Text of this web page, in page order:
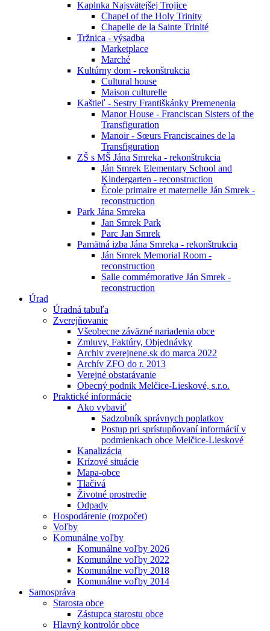
Kaplnka Najsvätejšej Trojice
Chapel of the Holy Trinity
Chapelle de la Sainte Trinité
Tržnica - výsadba
Marketplace
Marché
Kultúrny dom - rekonštrukcia
Cultural house
Maison culturelle
Kaštieľ - Sestry Františkánky Premenenia
Manor House - Franciscan Sisters of the
Transfiguration
Manoir - Sœurs Franciscaines de la
Transfiguration
ZŠ s MŠ Jána Smreka - rekonštrukcia
Ján Smrek Elementary School and
Kindergarten - reconstruction
École primaire et maternelle Ján Smrek -
reconstruction
Park Jána Smreka
Jan Smrek Park
Parc Jan Smrek
Pamätná izba Jána Smreka - rekonštrukcia
Ján Smrek Memorial Room -
reconstruction
Salle commémorative Ján Smrek -
reconstruction
Úrad
Úradná tabuľa
Zverejňovanie
Všeobecne záväzné nariadenia obce
Zmluvy, Faktúry, Objednávky
Archiv zverejnene.sk do marca 2022
Archív ZFO do r. 2013
Verejné obstarávanie
Obecný podnik Melčice-Lieskové, s.r.o.
Praktické informácie
Ako vybaviť
Sadzobník správnych poplatkov
Postup pri sprístupňovaní informácií v
podmienkach obce Melčice-Lieskové
Kanalizácia
Krízové situácie
Mapa-obce
Tlačivá
Životné prostredie
Odpady
Hospodárenie (rozpočet)
Voľby
Komunálne voľby
Komunálne voľby 2026
Komunálne voľby 2022
Komunálne voľby 2018
Komunálne voľby 2014
Samospráva
Starosta obce
Zástupca starostu obce
Hlavný kontrolór obce